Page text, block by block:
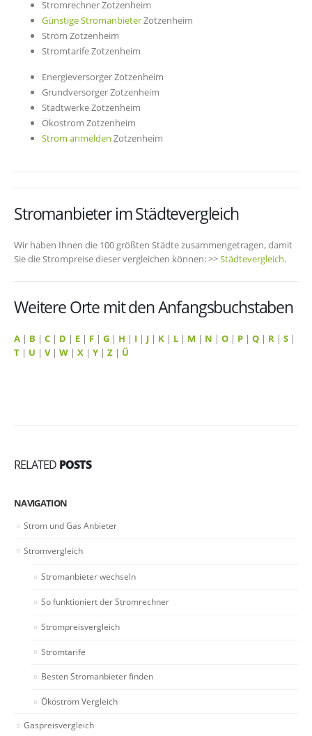
Stromrechner Zotzenheim
Günstige StromanbieterZotzenheim
Strom Zotzenheim
Stromtarife Zotzenheim
Energieversorger Zotzenheim
Grundversorger Zotzenheim
Stadtwerke Zotzenheim
Ökostrom Zotzenheim
Strom anmelden Zotzenheim
Stromanbieter im Städtevergleich
Wir haben Ihnen die 100 größten Städte zusammengetragen, damit
Sie die Strompreise dieser vergleichen können: >>Städtevergleich.
Weitere Orte mit den Anfangsbuchstaben
A | B | C | D | E | F | G | H | I | J | K | L | M | N | O | P | Q | R | S |
T | U | V| W | X | Y | Z | Ü
RELATED POSTS
NAVIGATION
Strom und Gas Anbieter
Stromvergleich
Stromanbieter wechseln
So funktioniert der Stromrechner
Strompreisvergleich
Stromtarife
Besten Stromanbieter finden
Ökostrom Vergleich
Gaspreisvergleich